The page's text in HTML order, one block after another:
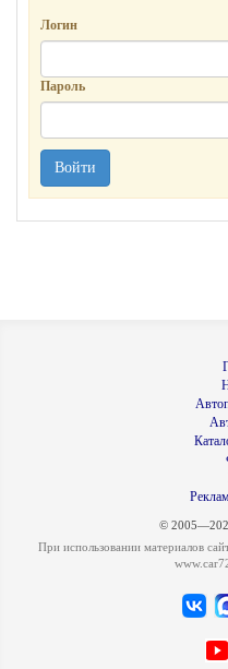
Логин
Пароль
©
При использовании материалов